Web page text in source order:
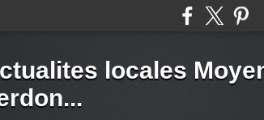
locales